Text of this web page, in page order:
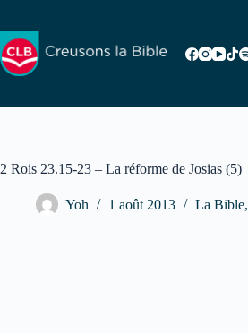
contenu
2 Rois 23.15-23 – La réforme de Josias (5)
Yoh 1 août 2013 La Bible,